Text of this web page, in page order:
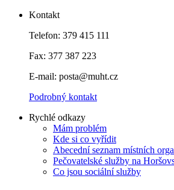
Kontakt
Telefon: 379 415 111
Fax: 377 387 223
E-mail: posta@muht.cz
Podrobný kontakt
Rychlé odkazy
Mám problém
Kde si co vyřídit
Abecední seznam místních
Pečovatelské služby na
Co jsou sociální služby